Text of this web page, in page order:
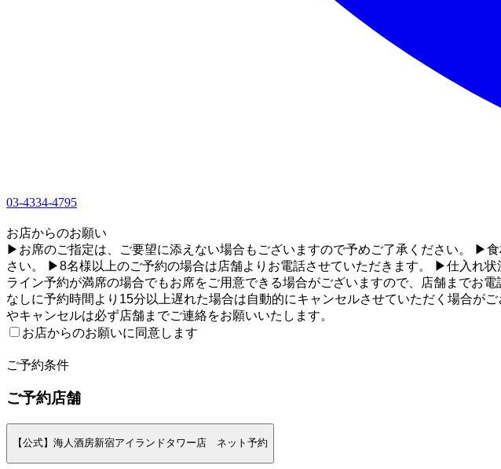
03-4334-4795
お店からのお願い
▶お席のご指定は、ご要望に添えない場合もございますので予めご了承ください。 ▶
さい。 ▶8名様以上のご予約の場合は店舗よりお電話させていただきます。 ▶仕入れ
ライン予約が満席の場合でもお席をご用意できる場合がございますので、店舗まで
なしに予約時間より15分以上遅れた場合は自動的にキャンセルさせていただく場合が
やキャンセルは必ず店舗までご連絡をお願いいたします。
お店からのお願いに同意します
ご予約条件
ご予約店舗
【公式】海人酒房新宿アイランドタワー店 ネット予約